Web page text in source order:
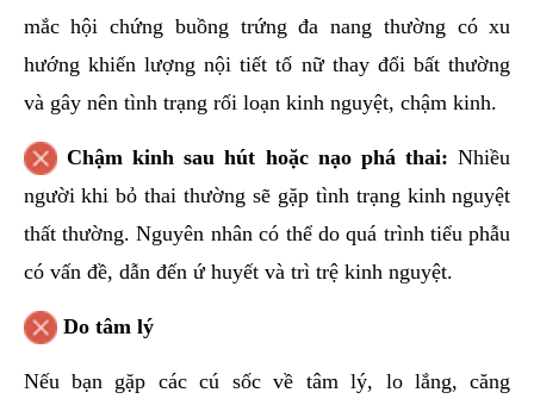
mắc hội chứng buồng trứng đa nang thường có xu
hướng khiến lượng nội tiết tố nữ thay đổi bất thường
và gây nên tình trạng rối loạn kinh nguyệt, chậm kinh.
Chậm kinh sau hút hoặc nạo phá thai: Nhiều
người khi bỏ thai thường sẽ gặp tình trạng kinh nguyệt
thất thường. Nguyên nhân có thể do quá trình tiểu phẫu
có vấn đề, dẫn đến ứ huyết và trì trệ kinh nguyệt.
Do tâm lý
Nếu bạn gặp các cú sốc về tâm lý, lo lắng, căng